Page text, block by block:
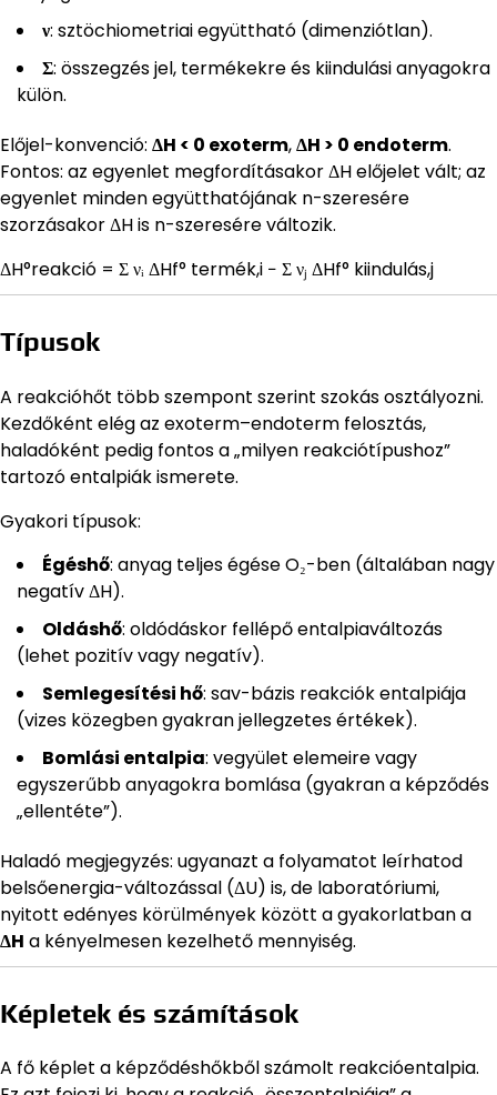
ν: sztöchiometriai együttható (dimenziótlan).
Σ: összegzés jel, termékekre és kiindulási anyagokra
külön.
Előjel-konvenció: ΔH < 0 exoterm,ΔH > 0 endoterm.
Fontos: az egyenlet megfordításakor ΔH előjelet vált; az
egyenlet minden együtthatójának n-szeresére
szorzásakor ΔH is n-szeresére változik.
ΔH°reakció = Σ νᵢ ΔHf° termék,i − Σ νⱼ ΔHf° kiindulás,j
Típusok
A reakcióhőt több szempont szerint szokás osztályozni.
Kezdőként elég az exoterm–endoterm felosztás,
haladóként pedig fontos a „milyen reakciótípushoz”
tartozó entalpiák ismerete.
Gyakori típusok:
Égéshő: anyag teljes égése O₂-ben (általában nagy
negatív ΔH).
Oldáshő: oldódáskor fellépő entalpiaváltozás
(lehet pozitív vagy negatív).
Semlegesítési hő: sav-bázis reakciók entalpiája
(vizes közegben gyakran jellegzetes értékek).
Bomlási entalpia: vegyület elemeire vagy
egyszerűbb anyagokra bomlása (gyakran a képződés
„ellentéte”).
Haladó megjegyzés: ugyanazt a folyamatot leírhatod
belsőenergia-változással (ΔU) is, de laboratóriumi,
nyitott edényes körülmények között a gyakorlatban a
ΔH a kényelmesen kezelhető mennyiség.
Képletek és számítások
A fő képlet a képződéshőkből számolt reakcióentalpia.